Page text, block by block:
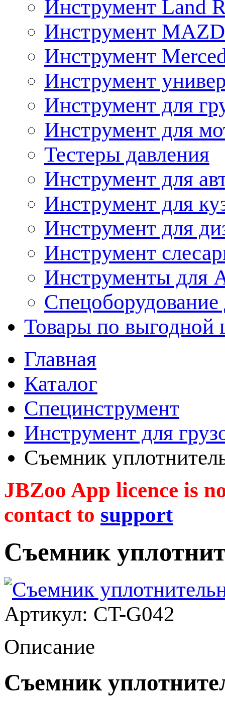
Инструмент Land
Инструмент
Инструмент
Инструмент
Инструмент для
Инструмент для
Тестеры давления
Инструмент для
Инструмент для
Инструмент для
Инструмент
Инструменты
Спецоборудование
Товары по выгодной
Главная
Каталог
Специнструмент
Инструмент для
Съемник
JBZoo App licence is
contact to support
Съемник
Артикул: CT-G042
Описание
Съемник